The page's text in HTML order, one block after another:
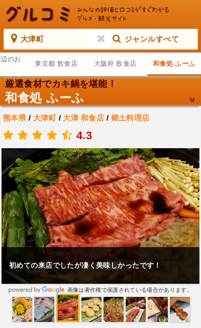
大津町 ジャンルすべて
のお
東京都 飲食店 大阪府 飲食店 和食処 ふーふ
厳選食材でカキ鍋を堪能！
和食処 ふーふ
熊本県 / 大津町/ 大津 和食店 / 郷土料理店
4.3
初めての来店でしたが凄く美味しかったです！
画像は著作権で保護されている場合があります。